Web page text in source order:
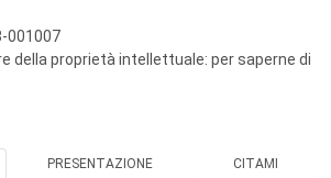
001007
della proprietà intellettuale: per saperne di
PRESENTAZIONE CITAMI